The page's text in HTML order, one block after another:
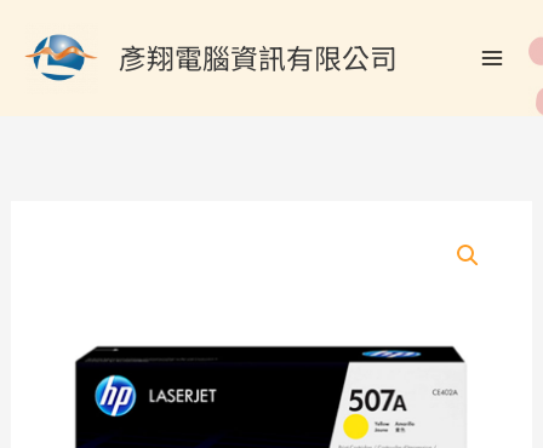
彥翔電腦資訊有限公司
尋